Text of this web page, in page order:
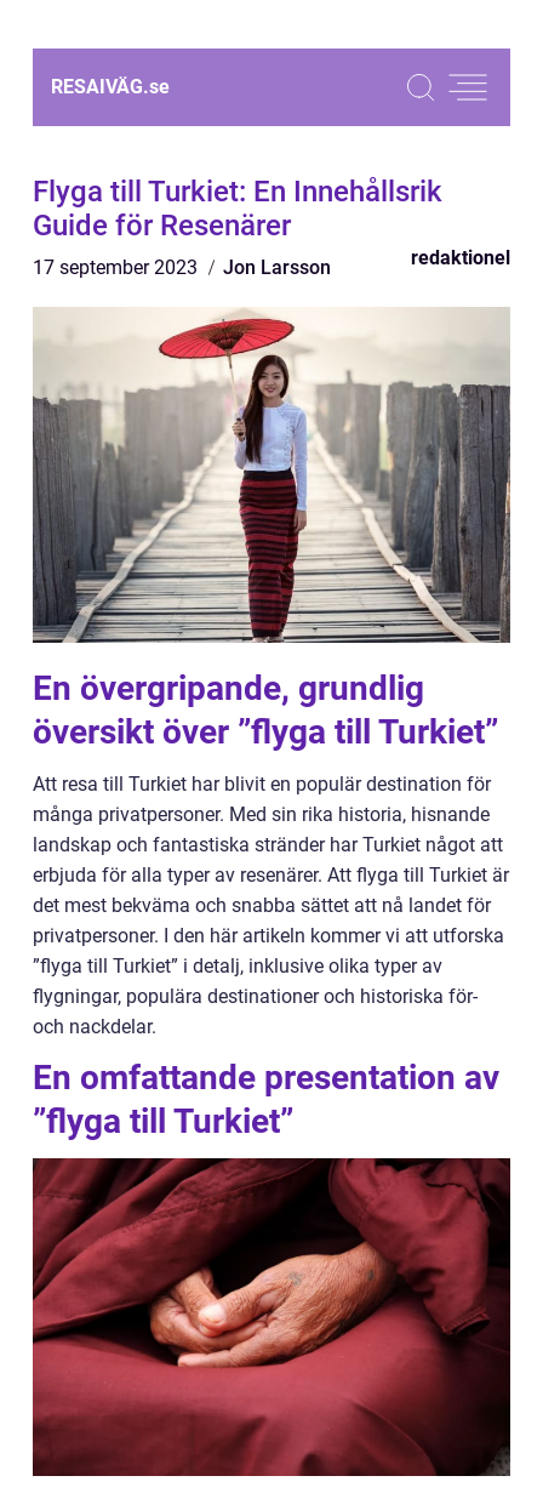
RESAIVÄG.se
Flyga till Turkiet: En Innehållsrik
Guide för Resenärer
17 september 2023 Jon Larsson redaktionel
En övergripande, grundlig
översikt över ”flyga till Turkiet”
Att resa till Turkiet har blivit en populär destination för
många privatpersoner. Med sin rika historia, hisnande
landskap och fantastiska stränder har Turkiet något att
erbjuda för alla typer av resenärer. Att flyga till Turkiet är
det mest bekväma och snabba sättet att nå landet för
privatpersoner. I den här artikeln kommer vi att utforska
”flyga till Turkiet” i detalj, inklusive olika typer av
flygningar, populära destinationer och historiska för-
och nackdelar.
En omfattande presentation av
”flyga till Turkiet”